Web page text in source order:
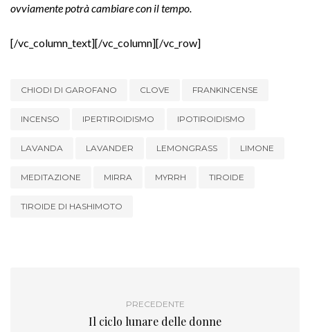
ovviamente potrà cambiare con il tempo.
[/vc_column_text][/vc_column][/vc_row]
CHIODI DI GAROFANO CLOVE FRANKINCENSE
INCENSO IPERTIROIDISMO IPOTIROIDISMO
LAVANDA LAVANDER LEMONGRASS LIMONE
MEDITAZIONE MIRRA MYRRH TIROIDE
TIROIDE DI HASHIMOTO
PRECEDENTE
Il ciclo lunare delle donne